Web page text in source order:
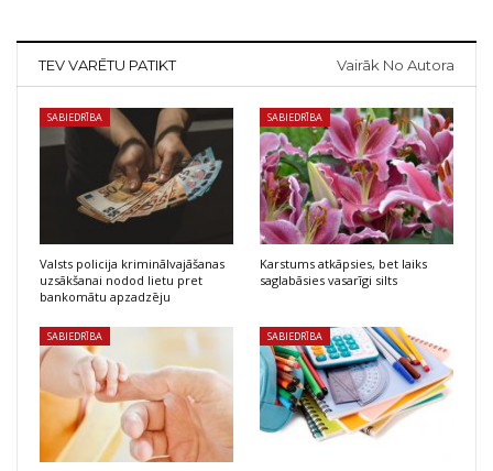
TEV VARĒTU PATIKT Vairāk No Autora
SABIEDRĪBA
Valsts policija kriminālvajāšanas
uzsākšanai nodod lietu pret
bankomātu apzadzēju
SABIEDRĪBA
Karstums atkāpsies, bet laiks
saglabāsies vasarīgi silts
SABIEDRĪBA SABIEDRĪBA